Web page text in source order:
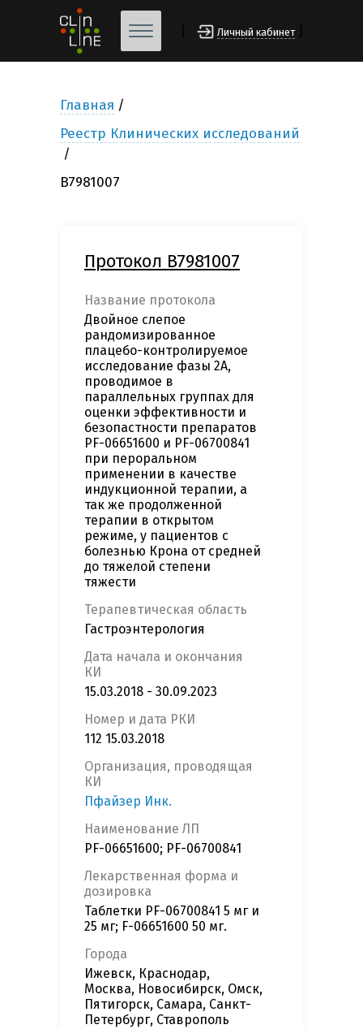
Личный кабинет
Главная
Реестр Клинических исследований
B7981007
Протокол B7981007
Название протокола
Двойное слепое
рандомизированное
плацебо-контролируемое
исследование фазы 2А,
проводимое в
параллельных группах для
оценки эффективности и
безопастности препаратов
PF-06651600 и PF-06700841
при пероральном
применении в качестве
индукционной терапии, а
так же продолженной
терапии в открытом
режиме, у пациентов с
болезнью Крона от средней
до тяжелой степени
тяжести
Терапевтическая область
Гастроэнтерология
Дата начала и окончания
КИ
15.03.2018 - 30.09.2023
Номер и дата РКИ
112 15.03.2018
Организация, проводящая
КИ
Пфайзер Инк.
Наименование ЛП
PF-06651600; PF-06700841
Лекарственная форма и
дозировка
Таблетки PF-06700841 5 мг и
25 мг; F-06651600 50 мг.
Города
Ижевск, Краснодар,
Москва, Новосибирск, Омск,
Пятигорск, Самара, Санкт-
Петербург, Ставрополь